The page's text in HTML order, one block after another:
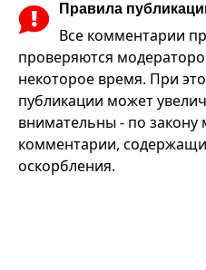
Правила
Все комментарии
проверяются
некоторое время. При
публикации может
внимательны - по
комментарии,
оскорбления.